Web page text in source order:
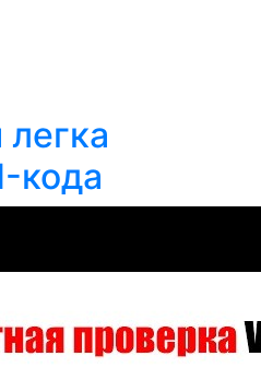
кода